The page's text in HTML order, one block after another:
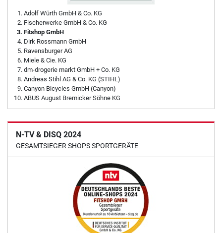
Adolf Würth GmbH & Co. KG
Fischerwerke GmbH & Co. KG
Fitshop GmbH
Dirk Rossmann GmbH
Ravensburger AG
Miele & Cie. KG
dm-drogerie markt GmbH + Co. KG
Andreas Stihl AG & Co. KG (STIHL)
Canyon Bicycles GmbH (Canyon)
ABUS August Bremicker Söhne KG
N-TV & DISQ 2024
GESAMTSIEGER SHOPS SPORTGERÄTE